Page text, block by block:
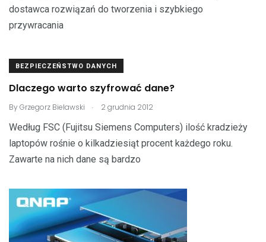
dostawca rozwiązań do tworzenia i szybkiego
przywracania
BEZPIECZEŃSTWO DANYCH
Dlaczego warto szyfrować dane?
ByGrzegorz Bielawski . 2 grudnia 2012
Według FSC (Fujitsu Siemens Computers) ilość kradzieży
laptopów rośnie o kilkadziesiąt procent każdego roku.
Zawarte na nich dane są bardzo